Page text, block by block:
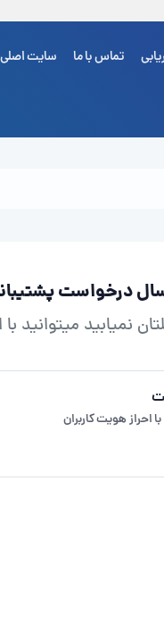
تماس با ما سایت اصلی
درخواست
نمیابید
احراز هویت کاربران